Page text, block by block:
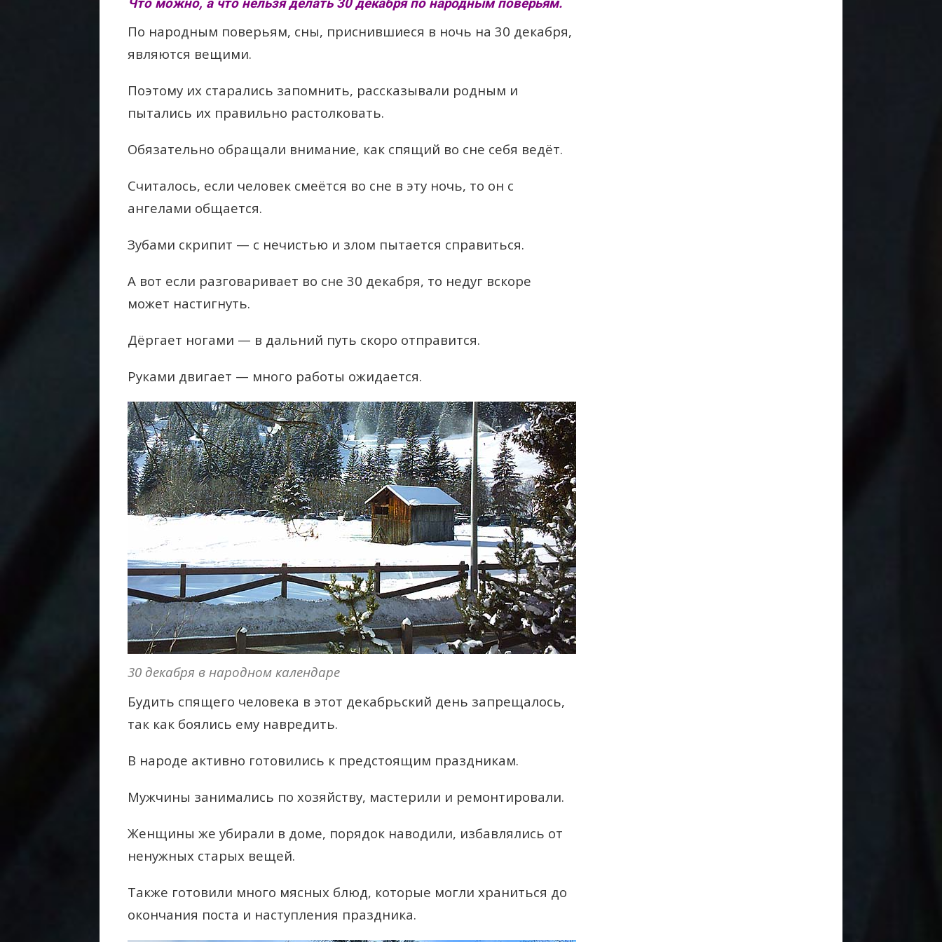
Что можно, а что нельзя делать 30 декабря по народным поверьям.
По народным поверьям, сны, приснившиеся в ночь на 30 декабря,
являются вещими.
Поэтому их старались запомнить, рассказывали родным и
пытались их правильно растолковать.
Обязательно обращали внимание, как спящий во сне себя ведёт.
Считалось, если человек смеётся во сне в эту ночь, то он с
ангелами общается.
Зубами скрипит — с нечистью и злом пытается справиться.
А вот если разговаривает во сне 30 декабря, то недуг вскоре
может настигнуть.
Дёргает ногами — в дальний путь скоро отправится.
Руками двигает — много работы ожидается.
30 декабря в народном календаре
Будить спящего человека в этот декабрьский день запрещалось,
так как боялись ему навредить.
В народе активно готовились к предстоящим праздникам.
Мужчины занимались по хозяйству, мастерили и ремонтировали.
Женщины же убирали в доме, порядок наводили, избавлялись от
ненужных старых вещей.
Также готовили много мясных блюд, которые могли храниться до
окончания поста и наступления праздника.